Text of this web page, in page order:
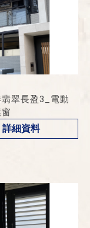
翠長盈3_電動
詳細資料